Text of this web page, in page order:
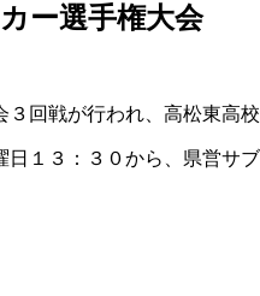
ー選手権大会
回戦が行われ、高松東高
日１３：３０から、県営サ